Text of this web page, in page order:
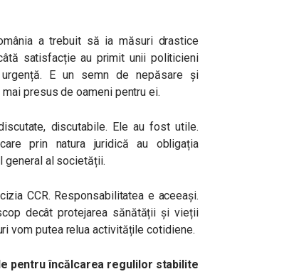
a trebuit să ia măsuri drastice
satisfacție au primit unii politicieni
E un semn de nepăsare și
presus de oameni pentru ei.
discutabile. Ele au fost utile.
prin natura juridică au obligația
general al societății.
CCR. Responsabilitatea e aceeași.
decât protejarea sănătății și vieții
vom putea relua activitățile cotidiene.
pentru încălcarea regulilor stabilite